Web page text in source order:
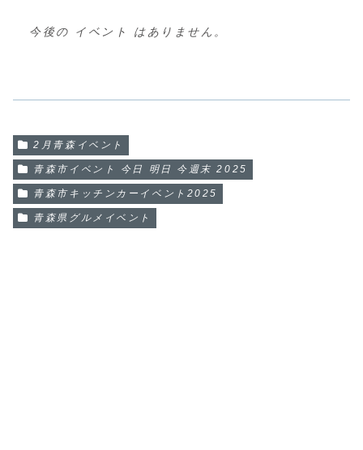
今後の イベント はありません。
2月青森イベント
青森市イベント 今日 明日 今週末 2025
青森市キッチンカーイベント2025
青森県グルメイベント